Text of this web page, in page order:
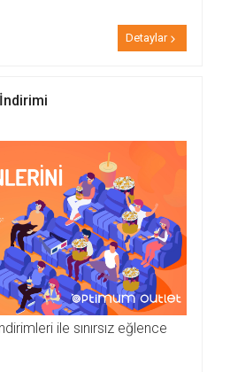
Detaylar
ile sınırsız eğlence